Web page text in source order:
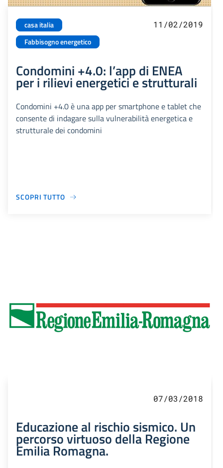
casa italia
Fabbisogno energetico
11/02/2019
Condomini +4.0: l’app di ENEA
per i rilievi energetici e strutturali
Condomini +4.0 è una app per smartphone e tablet che
consente di indagare sulla vulnerabilità energetica e
strutturale dei condomini
SCOPRI TUTTO
07/03/2018
Educazione al rischio sismico. Un
percorso virtuoso della Regione
Emilia Romagna.